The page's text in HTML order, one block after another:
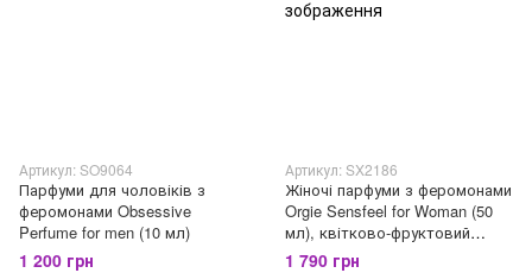
Артикул: SO9064
Парфуми для чоловіків з
феромонами Obsessive
Perfume for men (10 мл)
1 200 грн
Артикул: SX2186
Жіночі парфуми з феромонами
Orgie Sensfeel for Woman (50
мл), квітково-фруктовий
аромат
1 790 грн